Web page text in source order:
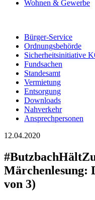
Wohnen & Gewerbe
Bürger-Service
Ordnungsbehörde
Sicherheitsinitiative
Fundsachen
Standesamt
Vermietung
Entsorgung
Downloads
Nahverkehr
Ansprechpersonen
12.04.2020
Märchenlesung:
von 3)